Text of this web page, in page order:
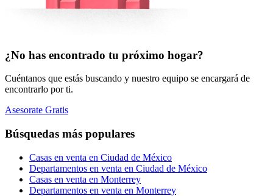
¿No has encontrado tu próximo hogar?
Cuéntanos que estás buscando y nuestro equipo se encargará de
encontrarlo por ti.
Asesorate Gratis
Búsquedas más populares
Casas en venta en Ciudad de México
Departamentos en venta en Ciudad de México
Casas en venta en Monterrey
Departamentos en venta en Monterrey